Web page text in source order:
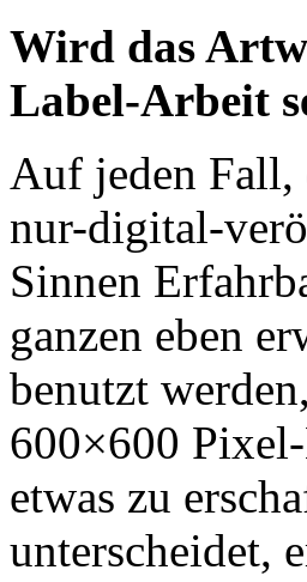
Wird das
Label-Arbeit
Auf jeden Fall,
nur-digital-
Sinnen
ganzen eben
benutzt
600×600
etwas zu
unterscheidet,